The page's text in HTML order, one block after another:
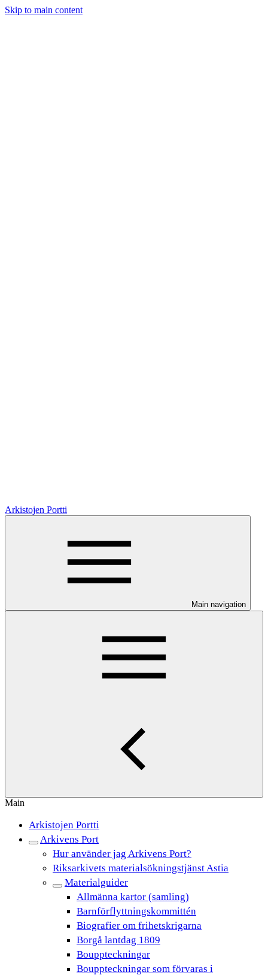
Skip to main content
Arkistojen Portti
Main navigation
Main
Arkistojen Portti
Arkivens Port
Hur använder jag Arkivens Port?
Riksarkivets materialsökningstjänst Astia
Materialguider
Allmänna kartor (samling)
Barnförflyttningskommittén
Biografier om frihetskrigarna
Borgå lantdag 1809
Bouppteckningar
Bouppteckningar som förvaras i